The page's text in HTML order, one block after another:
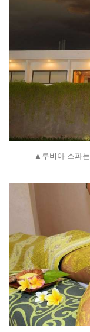
▲루비아 스파